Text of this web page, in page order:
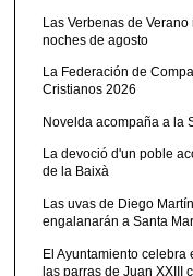
Las Verbenas de
noches de agosto
La Federación de
Cristianos 2026
Novelda acompaña a la
La devoció d'un poble
de la Baixà
Las uvas de Diego
engalanarán a Santa
El Ayuntamiento
las parras de Juan XXIII